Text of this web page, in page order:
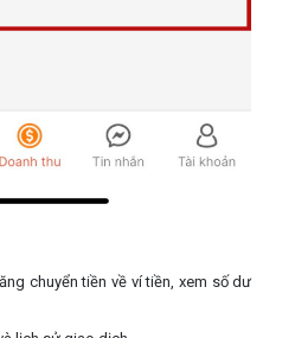
chuyển tiền về ví tiền, xem số dư